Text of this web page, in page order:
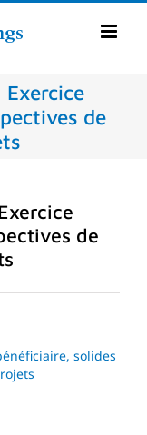
de
de
solides